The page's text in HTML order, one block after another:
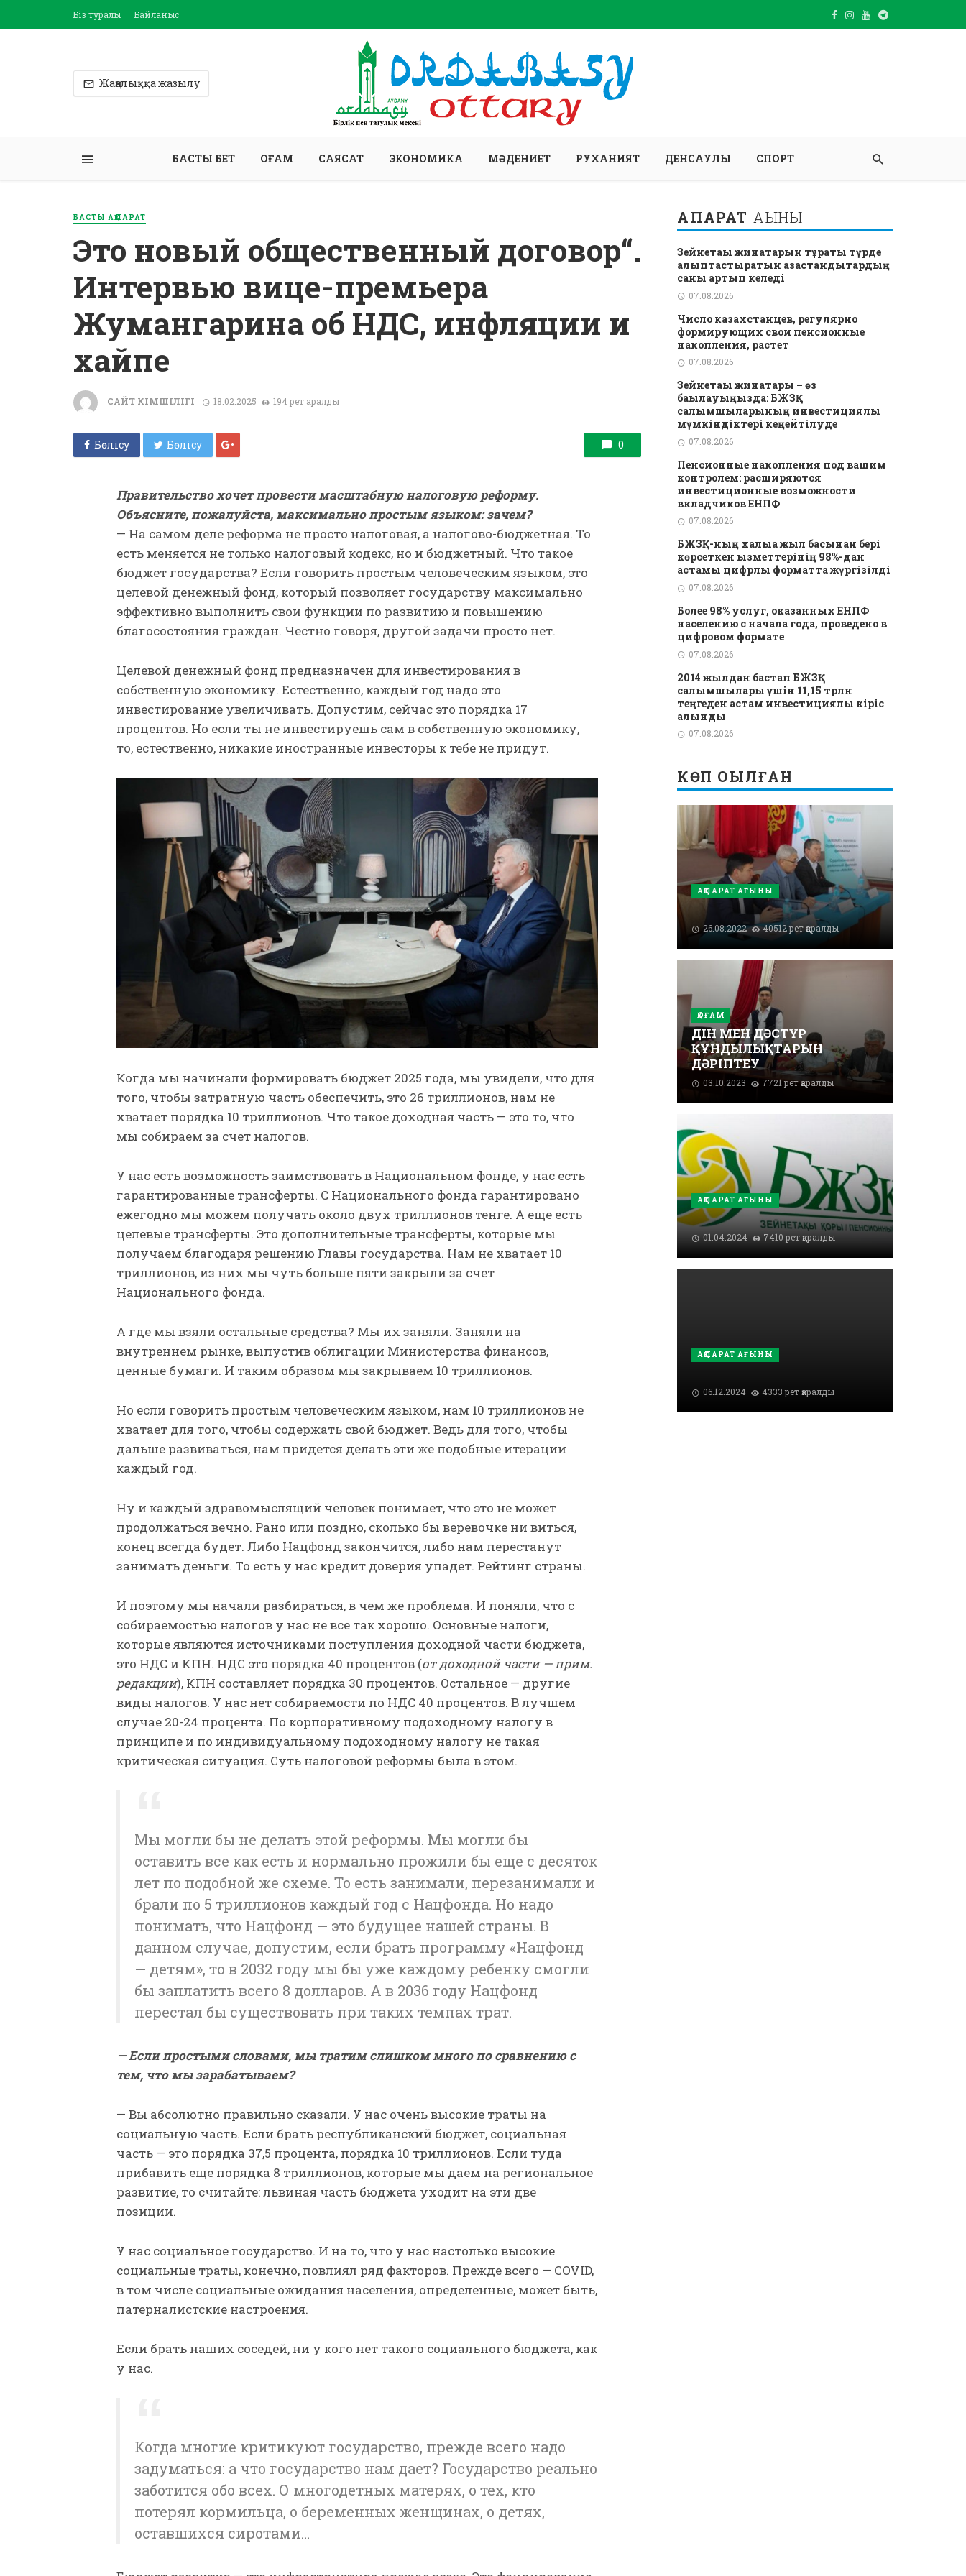
Біз туралы Байланыс
Жаңалыққа жазылу
БАСТЫ БЕТ ҚОҒАМ САЯСАТ ЭКОНОМИКА МӘДЕНИЕТ РУХАНИЯТ ДЕНСАУЛЫҚ СПОРТ
БАСТЫ АҚПАРАТ
Это новый общественный договор“.
Интервью вице-премьера
Жумангарина об НДС, инфляции и
хайпе
САЙТ ӘКІМШІЛІГІ 18.02.2025 194 рет қаралды
Бөлісу Бөлісу 0
Правительство хочет провести масштабную налоговую реформу.
Объясните, пожалуйста, максимально простым языком: зачем?
— На самом деле реформа не просто налоговая, а налогово-бюджетная. То
есть меняется не только налоговый кодекс, но и бюджетный. Что такое
бюджет государства? Если говорить простым человеческим языком, это
целевой денежный фонд, который позволяет государству максимально
эффективно выполнить свои функции по развитию и повышению
благосостояния граждан. Честно говоря, другой задачи просто нет.
Целевой денежный фонд предназначен для инвестирования в
собственную экономику. Естественно, каждый год надо это
инвестирование увеличивать. Допустим, сейчас это порядка 17
процентов. Но если ты не инвестируешь сам в собственную экономику,
то, естественно, никакие иностранные инвесторы к тебе не придут.
Когда мы начинали формировать бюджет 2025 года, мы увидели, что для
того, чтобы затратную часть обеспечить, это 26 триллионов, нам не
хватает порядка 10 триллионов. Что такое доходная часть — это то, что
мы собираем за счет налогов.
У нас есть возможность заимствовать в Национальном фонде, у нас есть
гарантированные трансферты. С Национального фонда гарантировано
ежегодно мы можем получать около двух триллионов тенге. А еще есть
целевые трансферты. Это дополнительные трансферты, которые мы
получаем благодаря решению Главы государства. Нам не хватает 10
триллионов, из них мы чуть больше пяти закрыли за счет
Национального фонда.
А где мы взяли остальные средства? Мы их заняли. Заняли на
внутреннем рынке, выпустив облигации Министерства финансов,
ценные бумаги. И таким образом мы закрываем 10 триллионов.
Но если говорить простым человеческим языком, нам 10 триллионов не
хватает для того, чтобы содержать свой бюджет. Ведь для того, чтобы
дальше развиваться, нам придется делать эти же подобные итерации
каждый год.
Ну и каждый здравомыслящий человек понимает, что это не может
продолжаться вечно. Рано или поздно, сколько бы веревочке ни виться,
конец всегда будет. Либо Нацфонд закончится, либо нам перестанут
занимать деньги. То есть у нас кредит доверия упадет. Рейтинг страны.
И поэтому мы начали разбираться, в чем же проблема. И поняли, что с
собираемостью налогов у нас не все так хорошо. Основные налоги,
которые являются источниками поступления доходной части бюджета,
это НДС и КПН. НДС это порядка 40 процентов (от доходной части — прим.
редакции), КПН составляет порядка 30 процентов. Остальное — другие
виды налогов. У нас нет собираемости по НДС 40 процентов. В лучшем
случае 20-24 процента. По корпоративному подоходному налогу в
принципе и по индивидуальному подоходному налогу не такая
критическая ситуация. Суть налоговой реформы была в этом.
Мы могли бы не делать этой реформы. Мы могли бы
оставить все как есть и нормально прожили бы еще с десяток
лет по подобной же схеме. То есть занимали, перезанимали и
брали по 5 триллионов каждый год с Нацфонда. Но надо
понимать, что Нацфонд — это будущее нашей страны. В
данном случае, допустим, если брать программу «Нацфонд
— детям», то в 2032 году мы бы уже каждому ребенку смогли
бы заплатить всего 8 долларов. А в 2036 году Нацфонд
перестал бы существовать при таких темпах трат.
— Если простыми словами, мы тратим слишком много по сравнению с
тем, что мы зарабатываем?
— Вы абсолютно правильно сказали. У нас очень высокие траты на
социальную часть. Если брать республиканский бюджет, социальная
часть — это порядка 37,5 процента, порядка 10 триллионов. Если туда
прибавить еще порядка 8 триллионов, которые мы даем на региональное
развитие, то считайте: львиная часть бюджета уходит на эти две
позиции.
У нас социальное государство. И на то, что у нас настолько высокие
социальные траты, конечно, повлиял ряд факторов. Прежде всего — COVID,
в том числе социальные ожидания населения, определенные, может быть,
патерналистские настроения.
Если брать наших соседей, ни у кого нет такого социального бюджета, как
у нас.
Когда многие критикуют государство, прежде всего надо
задуматься: а что государство нам дает? Государство реально
заботится обо всех. О многодетных матерях, о тех, кто
потерял кормильца, о беременных женщинах, о детях,
оставшихся сиротами…
АҚПАРАТ АҒЫНЫ
Зейнетақы жинақтарын тұрақты түрде
қалыптастыратын қазақстандықтардың
саны артып келеді
07.08.2026
Число казахстанцев, регулярно
формирующих свои пенсионные
накопления, растет
07.08.2026
Зейнетақы жинақтары – өз
бақылауыңызда: БЖЗҚ
салымшыларының инвестициялық
мүмкіндіктері кеңейтілуде
07.08.2026
Пенсионные накопления под вашим
контролем: расширяются
инвестиционные возможности
вкладчиков ЕНПФ
07.08.2026
БЖЗҚ-ның халыққа жыл басынан бері
көрсеткен қызметтерінің 98%-дан
астамы цифрлық форматта жүргізілді
07.08.2026
Более 98% услуг, оказанных ЕНПФ
населению с начала года, проведено в
цифровом формате
07.08.2026
2014 жылдан бастап БЖЗҚ
салымшылары үшін 11,15 трлн
теңгеден астам инвестициялық кіріс
алынды
07.08.2026
КӨП ОҚЫЛҒАН
АҚПАРАТ АҒЫНЫ
26.08.2022 40512 рет қаралды
ҚОҒАМ
ДІН МЕН ДӘСТҮР
ҚҰНДЫЛЫҚТАРЫН
ДӘРІПТЕУ
03.10.2023 7721 рет қаралды
АҚПАРАТ АҒЫНЫ
01.04.2024 7410 рет қаралды
АҚПАРАТ АҒЫНЫ
06.12.2024 4333 рет қаралды